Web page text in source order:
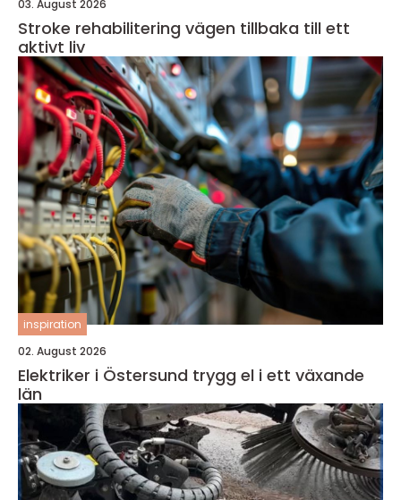
03. August 2026
Stroke rehabilitering vägen tillbaka till ett
aktivt liv
inspiration
02. August 2026
Elektriker i Östersund trygg el i ett växande
län